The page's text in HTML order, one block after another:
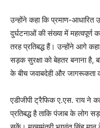
उन्होंने कहा कि प्रमाण-आधारित
दुर्घटनाओं की संख्या में महत्वपूर्ण
तरह प्रतिबद्ध हैं। उन्होंने आगे
सड़क सुरक्षा को बेहतर बनाना है,
के बीच जवाबदेही और जागरूकता
एडीजीपी ट्रैफिक ए.एस. राय ने
प्रतिबद्ध है ताकि पंजाब के लोग